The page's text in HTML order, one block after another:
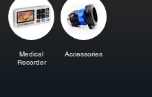
Medical
Recorder
Accessories